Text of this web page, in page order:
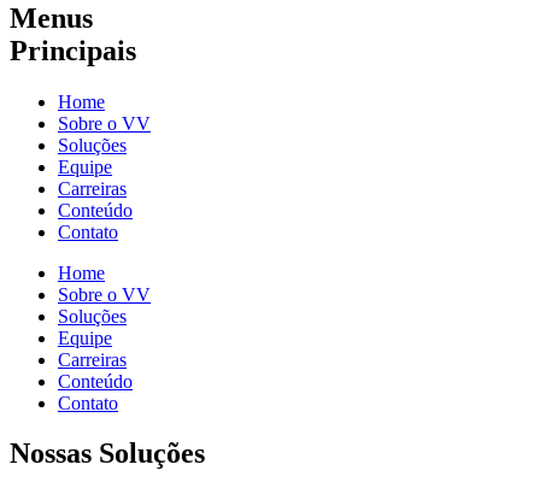
Menus
Principais
Home
Sobre o VV
Soluções
Equipe
Carreiras
Conteúdo
Contato
Home
Sobre o VV
Soluções
Equipe
Carreiras
Conteúdo
Contato
Nossas Soluções